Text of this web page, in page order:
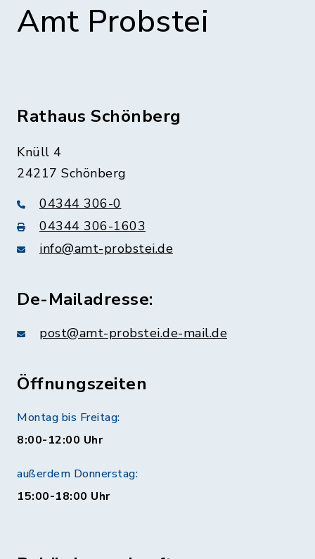
Amt Probstei
Rathaus Schönberg
Knüll 4
24217 Schönberg
04344 306-0
04344 306-1603
info@amt-probstei.de
De-Mailadresse:
post@amt-probstei.de-mail.de
Öffnungszeiten
Montag bis Freitag:
8:00-12:00 Uhr
außerdem Donnerstag:
15:00-18:00 Uhr